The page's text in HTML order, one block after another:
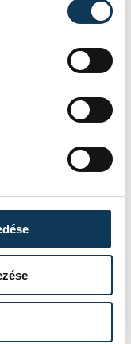
a BL-